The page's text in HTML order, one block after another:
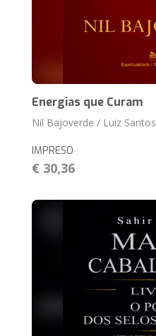
Energias que Curam
Nil Bajoverde / Luiz Santos
IMPRESO
€ 30,36